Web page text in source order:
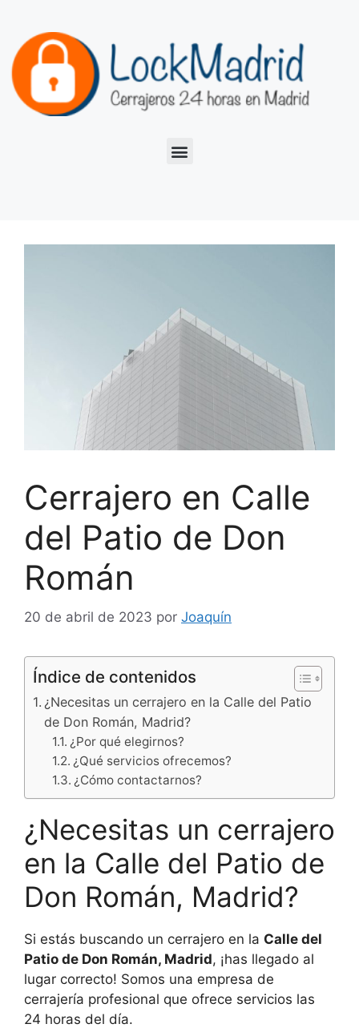
Cerrajero en Calle
del Patio de Don
Román
20 de abril de 2023 por Joaquín
Índice de contenidos
¿Necesitas un cerrajero en la Calle del Patio
de Don Román, Madrid?
¿Por qué elegirnos?
¿Qué servicios ofrecemos?
¿Cómo contactarnos?
¿Necesitas un cerrajero
en la Calle del Patio de
Don Román, Madrid?
Si estás buscando un cerrajero en la Calle del
Patio de Don Román, Madrid, ¡has llegado al
lugar correcto! Somos una empresa de
cerrajería profesional que ofrece servicios las
24 horas del día.